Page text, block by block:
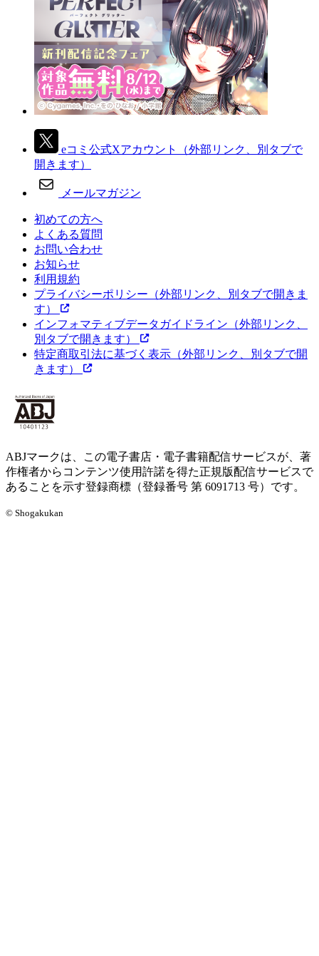
eコミ公式Xアカウント
（外部リンク、別タブで
開きます）
メールマガジン
初めての方へ
よくある質問
お問い合わせ
お知らせ
利用規約
プライバシーポリシー （外部リンク、別タブで開きま
す）
インフォマティブデータガイドライン （外部リンク、
別タブで開きます）
特定商取引法に基づく表示 （外部リンク、別タブで開
きます）
ABJマークは、この電子書店・電子書籍配信サービスが、著
作権者からコンテンツ使用許諾を得た正規版配信サービスで
あることを示す登録商標（登録番号 第 6091713 号）です。
© Shogakukan